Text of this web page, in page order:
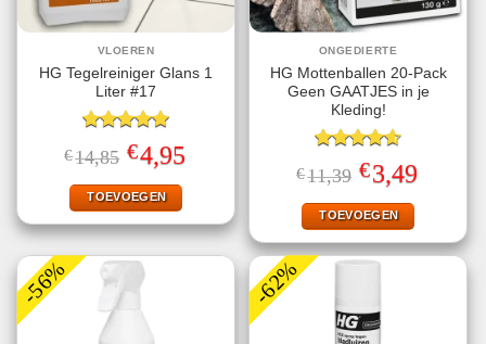
VLOEREN
HG Tegelreiniger Glans 1
Liter #17
Gewaardeerd
5.00uit 5
€14,85 Oorspronkelijke
prijs
was:
€14,85.
€4,95prijs
TOEVOEGEN
ONGEDIERTE
HG Mottenballen 20-Pack
Geen GAATJES in je
Kleding!
Gewaardeerd
4.63uit 5
€11,39 Oorspronkelijke
prijs
was:
€11,39.
€3,49Huidige
prijs
TOEVOEGEN
-56% -62%